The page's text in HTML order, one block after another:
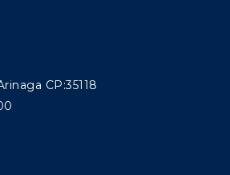
CP:35118